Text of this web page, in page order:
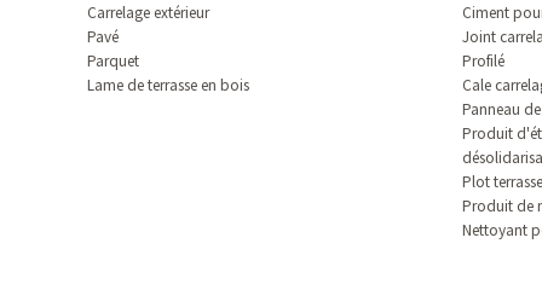
Carrelage extérieur
Pavé
Parquet
Lame de terrasse en bois
Ciment
Joint
Profilé
Cale
Panneau
Produit
Plot terrasse
Produit de
Nettoyant